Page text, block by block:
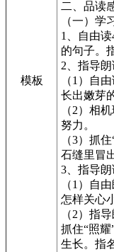
模板
二、品读
（一）学
1、自由
的句子。
2、指导
（1）自
长出嫩芽
（2）相
努力。
（3）抓
石缝里冒
3、指导
（1）自
怎样关心
（2）指导
抓住“照
生长。指